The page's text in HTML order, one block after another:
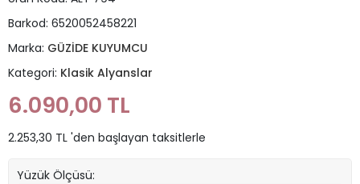
Barkod: 6520052458221
Marka: GÜZİDE KUYUMCU
Kategori: Klasik Alyanslar
6.090,00 TL
2.253,30 TL 'den başlayan taksitlerle
Yüzük Ölçüsü: